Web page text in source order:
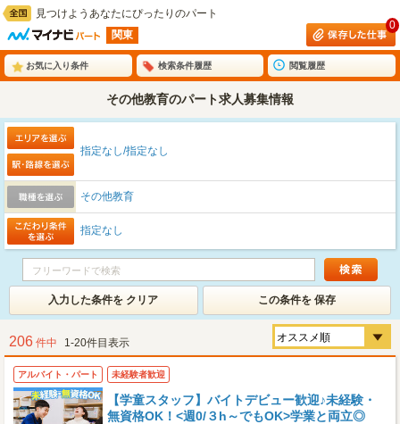
見つけようあなたにぴったりのパート
関東
0
お気に入り条件 検索条件履歴 閲覧履歴
その他教育のパート求人募集情報
指定なし/指定なし
その他教育
指定なし
入力した条件を クリア この条件を 保存
206 件中 1-20件目表示
アルバイト・パート 未経験者歓迎
【学童スタッフ】バイトデビュー歓迎♪未経験・
無資格OK！<週0/３h～でもOK>学業と両立◎